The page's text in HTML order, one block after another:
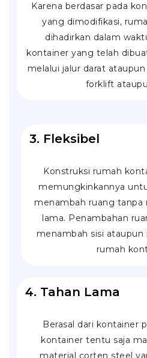
Karena berdasar pada
yang dimodifikasi,
dihadirkan dalam
kontainer yang telah
melalui jalur darat
forklift
3. Fleksibel
Konstruksi rumah
memungkinkannya
menambah ruang tanpa
lama. Penambahan
menambah sisi
rumah
4. Tahan Lama
Berasal dari kontainer
kontainer tentu saja
material corten steel